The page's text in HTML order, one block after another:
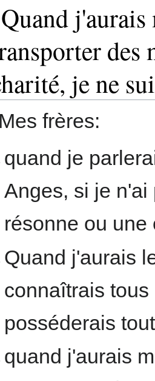
des
je ne
frères:
quand je
Anges, si je
résonne ou
Quand j'aurais
connaîtrais
posséderais
quand j'aurais